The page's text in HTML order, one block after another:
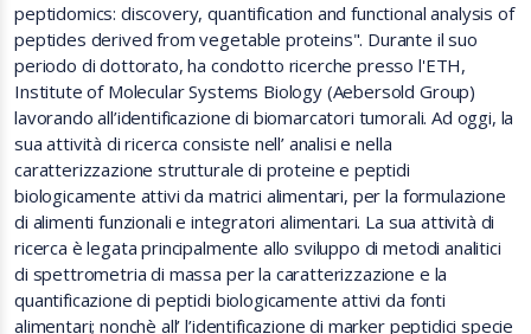
peptidomics: discovery, quantification and functional analysis of
peptides derived from vegetable proteins". Durante il suo
periodo di dottorato, ha condotto ricerche presso l'ETH,
Institute of Molecular Systems Biology (Aebersold Group)
lavorando all’identificazione di biomarcatori tumorali. Ad oggi, la
sua attività di ricerca consiste nell’ analisi e nella
caratterizzazione strutturale di proteine e peptidi
biologicamente attivi da matrici alimentari, per la formulazione
di alimenti funzionali e integratori alimentari. La sua attività di
ricerca è legata principalmente allo sviluppo di metodi analitici
di spettrometria di massa per la caratterizzazione e la
quantificazione di peptidi biologicamente attivi da fonti
alimentari; nonchè all’ l’identificazione di marker peptidici specie